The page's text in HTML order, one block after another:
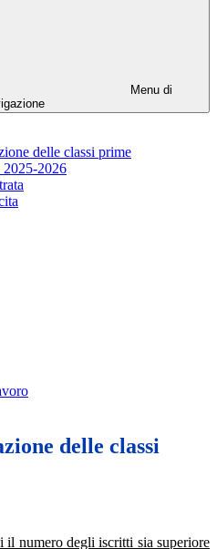
Menu di
delle classi prime
2025-2026
delle classi
il numero degli iscritti sia superiore